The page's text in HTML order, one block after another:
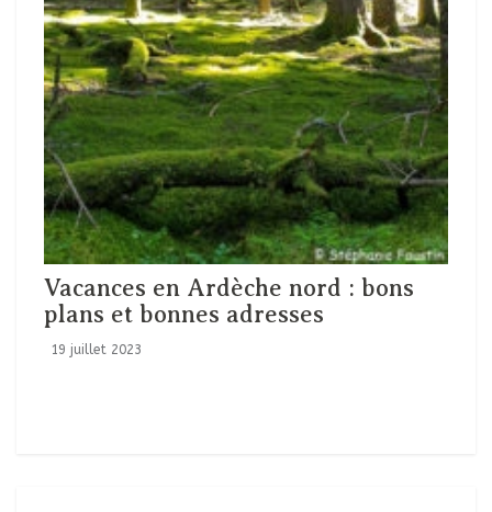
Vacances en Ardèche nord : bons
plans et bonnes adresses
19 juillet 2023